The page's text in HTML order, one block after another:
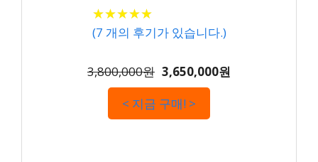
★★★★★
★★★★★
(7 개의 후기가 있습니다.)
3,800,000원 3,650,000원
< 지금 구매! >